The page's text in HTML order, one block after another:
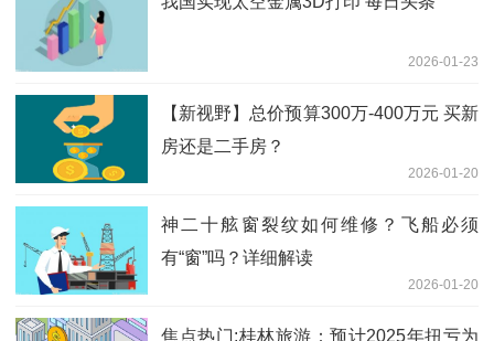
2026-01-23
【新视野】总价预算300万-400万元 买新
房还是二手房？
2026-01-20
神二十舷窗裂纹如何维修？飞船必须
有“窗”吗？详细解读
2026-01-20
焦点热门:桂林旅游：预计2025年扭亏为